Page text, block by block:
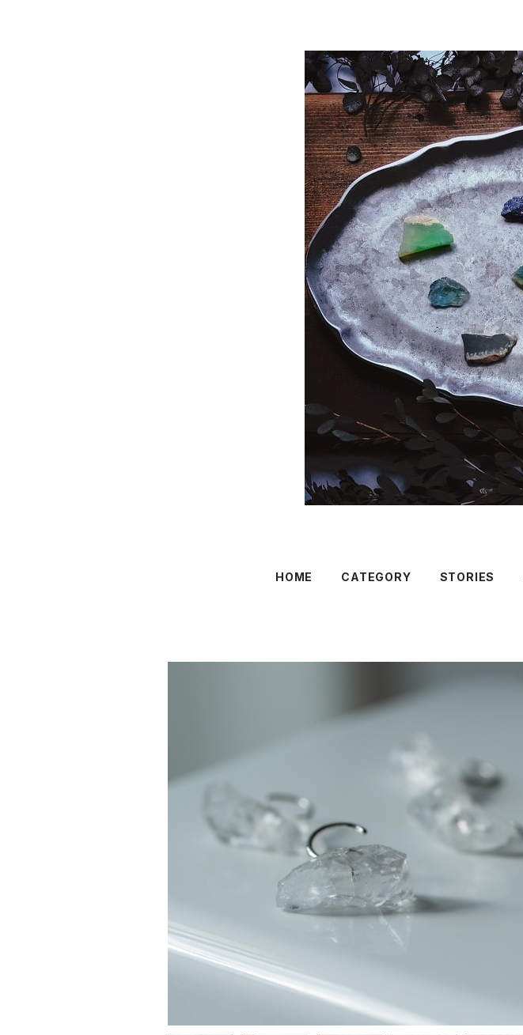
HOME CATEGORY STORIES